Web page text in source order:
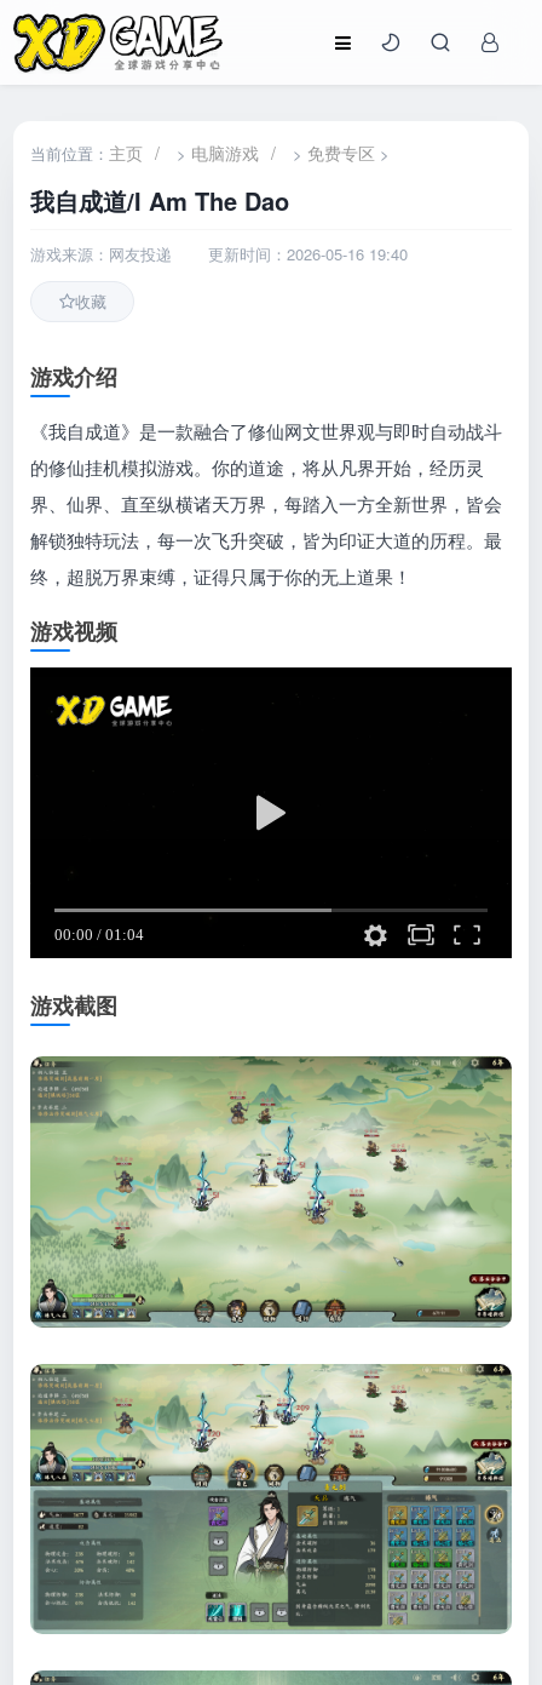
当前位置： 主页 / > 电脑游戏 / > 免费专区 >
我自成道/I Am The Dao
游戏来源：网友投递 更新时间：2026-05-16 19:40
收藏
游戏介绍
《我自成道》是一款融合了修仙网文世界观与即时自动战斗
的修仙挂机模拟游戏。你的道途，将从凡界开始，经历灵
界、仙界、直至纵横诸天万界，每踏入一方全新世界，皆会
解锁独特玩法，每一次飞升突破，皆为印证大道的历程。最
终，超脱万界束缚，证得只属于你的无上道果！
游戏视频
游戏截图